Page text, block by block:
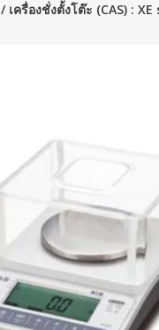
/ เครื่องชั่งตั้งโต๊ะ (CAS) : XE